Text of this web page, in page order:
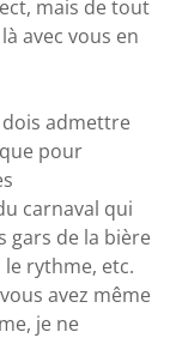
mais de tout
avec vous en
dois admettre
pour
carnaval qui
gars de la bière
rythme, etc.
avez même
je ne